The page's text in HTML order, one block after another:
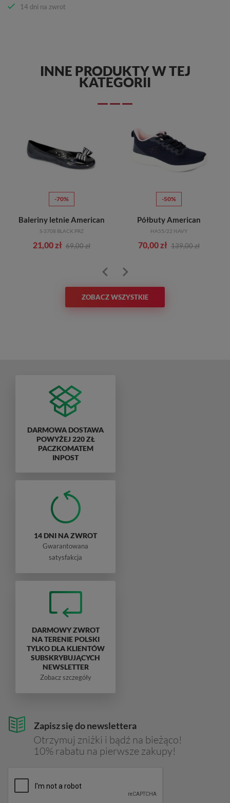
14 dni na zwrot
INNE PRODUKTY W TEJ
KATEGORII
-70%
Baleriny letnie American
S-3708 BLACK.PRZ
21,00 zł 69,00 zł
-50%
Półbuty American
HA55/22 NAVY
70,00 zł 139,00 zł
ZOBACZ WSZYSTKIE
Zapisz się do newslettera
Otrzymuj zniżki i bądź na bieżąco!
10% rabatu na pierwsze zakupy!
DARMOWA DOSTAWA
POWYŻEJ 220 ZŁ
PACZKOMATEM
INPOST
14 DNI NA ZWROT
Gwarantowana
satysfakcja
DARMOWY ZWROT
NA TERENIE POLSKI
TYLKO DLA KLIENTÓW
SUBSKRYBUJĄCYCH
NEWSLETTER
Zobacz szczegóły